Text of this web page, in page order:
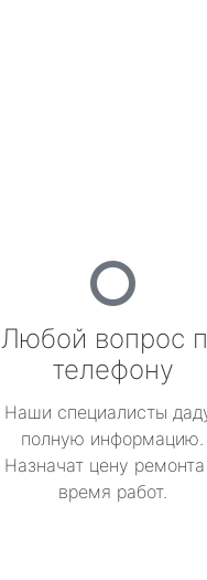
Любой вопрос
телефону
Наши специалисты
полную информацию.
Назначат цену
время работ.